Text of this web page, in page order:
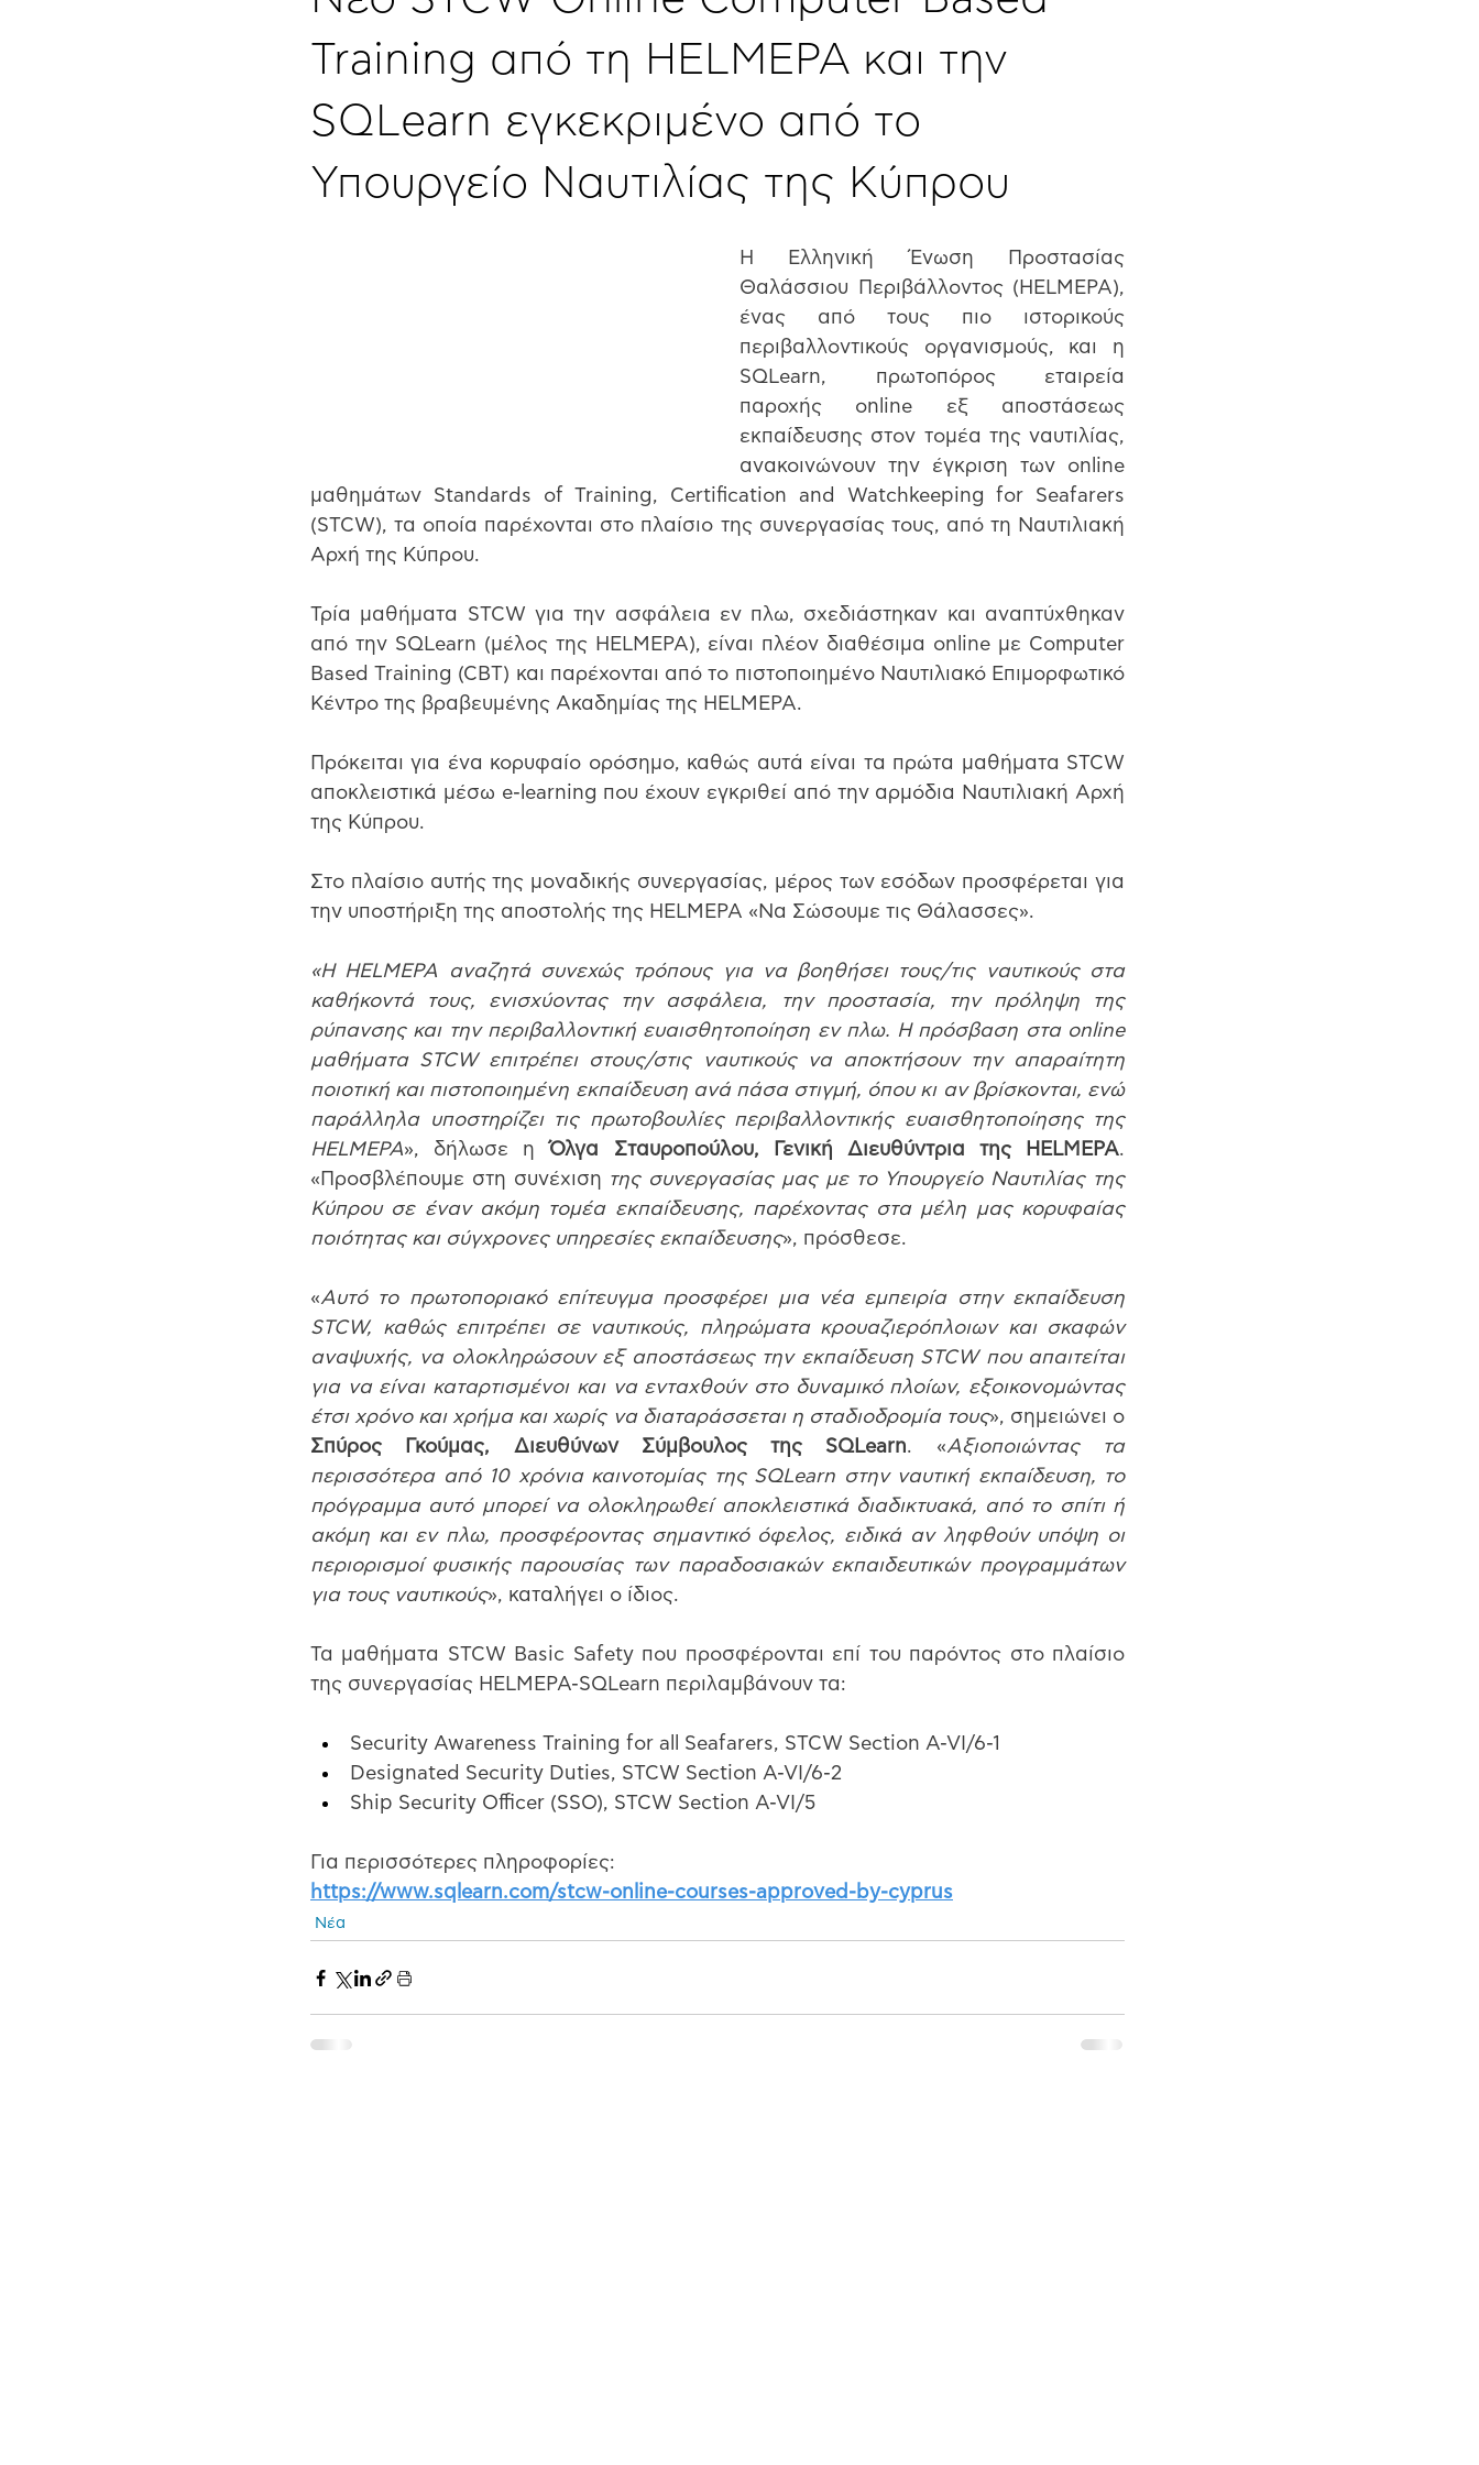
Training από τη HELMEPA και την
SQLearn εγκεκριμένο από τo
Υπουργείο Ναυτιλίας της Κύπρου
Η Ελληνική Ένωση Προστασίας
Θαλάσσιου Περιβάλλοντος (HELMEPA),
ένας από τους πιο ιστορικούς
περιβαλλοντικούς οργανισμούς, και η
SQLearn, πρωτοπόρος εταιρεία
παροχής online εξ αποστάσεως
εκπαίδευσης στον τομέα της ναυτιλίας,
ανακοινώνουν την έγκριση των online
μαθημάτων Standards of Training, Certification and Watchkeeping for Seafarers
(STCW), τα οποία παρέχονται στο πλαίσιο της συνεργασίας τους, από τη Ναυτιλιακή
Αρχή της Κύπρου.
Τρία μαθήματα STCW για την ασφάλεια εν πλω, σχεδιάστηκαν και αναπτύχθηκαν
από την SQLearn (μέλος της HELMEPA), είναι πλέον διαθέσιμα online με Computer
Based Training (CBT) και παρέχονται από το πιστοποιημένο Ναυτιλιακό Επιμορφωτικό
Κέντρο της βραβευμένης Ακαδημίας της HELMEPA.
Πρόκειται για ένα κορυφαίο ορόσημο, καθώς αυτά είναι τα πρώτα μαθήματα STCW
αποκλειστικά μέσω e-learning που έχουν εγκριθεί από την αρμόδια Ναυτιλιακή Αρχή
της Κύπρου.
Στο πλαίσιο αυτής της μοναδικής συνεργασίας, μέρος των εσόδων προσφέρεται για
την υποστήριξη της αποστολής της HELMEPA «Να Σώσουμε τις Θάλασσες».
«Η HELMEPA αναζητά συνεχώς τρόπους για να βοηθήσει τους/τις ναυτικούς στα
καθήκοντά τους, ενισχύοντας την ασφάλεια, την προστασία, την πρόληψη της
ρύπανσης και την περιβαλλοντική ευαισθητοποίηση εν πλω. Η πρόσβαση στα online
μαθήματα STCW επιτρέπει στους/στις ναυτικούς να αποκτήσουν την απαραίτητη
ποιοτική και πιστοποιημένη εκπαίδευση ανά πάσα στιγμή, όπου κι αν βρίσκονται, ενώ
παράλληλα υποστηρίζει τις πρωτοβουλίες περιβαλλοντικής ευαισθητοποίησης της
HELMEPA», δήλωσε η Όλγα Σταυροπούλου, Γενική Διευθύντρια της HELMEPA.
«Προσβλέπουμε στη συνέχιση της συνεργασίας μας με το Υπουργείο Ναυτιλίας της
Κύπρου σε έναν ακόμη τομέα εκπαίδευσης, παρέχοντας στα μέλη μας κορυφαίας
ποιότητας και σύγχρονες υπηρεσίες εκπαίδευσης», πρόσθεσε.
«Αυτό το πρωτοποριακό επίτευγμα προσφέρει μια νέα εμπειρία στην εκπαίδευση
STCW, καθώς επιτρέπει σε ναυτικούς, πληρώματα κρουαζιερόπλοιων και σκαφών
αναψυχής, να ολοκληρώσουν εξ αποστάσεως την εκπαίδευση STCW που απαιτείται
για να είναι καταρτισμένοι και να ενταχθούν στο δυναμικό πλοίων, εξοικονομώντας
έτσι χρόνο και χρήμα και χωρίς να διαταράσσεται η σταδιοδρομία τους
Σπύρος Γκούμας, Διευθύνων Σύμβουλος της SQLearn. «Αξιοποιώντας τα
περισσότερα από 10 χρόνια καινοτομίας της SQLearn στην ναυτική εκπαίδευση, το
πρόγραμμα αυτό μπορεί να ολοκληρωθεί αποκλειστικά διαδικτυακά, από το σπίτι ή
ακόμη και εν πλω, προσφέροντας σημαντικό όφελος, ειδικά αν ληφθούν υπόψη οι
περιορισμοί φυσικής παρουσίας των παραδοσιακών εκπαιδευτικών προγραμμάτων
για τους ναυτικούς», καταλήγει ο ίδιος.
Τα μαθήματα STCW Basic Safety που προσφέρονται επί του παρόντος στο πλαίσιο
της συνεργασίας HELMEPA-SQLearn περιλαμβάνουν τα:
Security Awareness Training for all Seafarers, STCW Section A-VI/6-1
Designated Security Duties, STCW Section A-VI/6-2
Ship Security Officer (SSO), STCW Section A-VI/5
Για περισσότερες πληροφορίες:
https://www.sqlearn.com/stcw-online-courses-approved-by-cyprus
Νέα